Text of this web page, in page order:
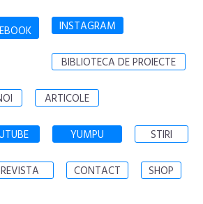
INSTAGRAM
BIBLIOTECA DE PROIECTE
ARTICOLE
YUMPU STIRI
REVISTA CONTACT SHOP